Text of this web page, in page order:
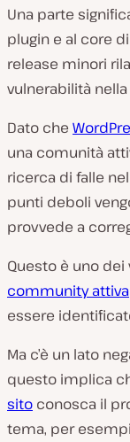
Una parte
plugin e al core
release minori
vulnerabilità nella
Dato che
una comunità
ricerca di falle
punti deboli
provvede a
Questo è uno dei
community attiva
essere
Ma c’è un lato
questo implica
sito conosca il
tema, per